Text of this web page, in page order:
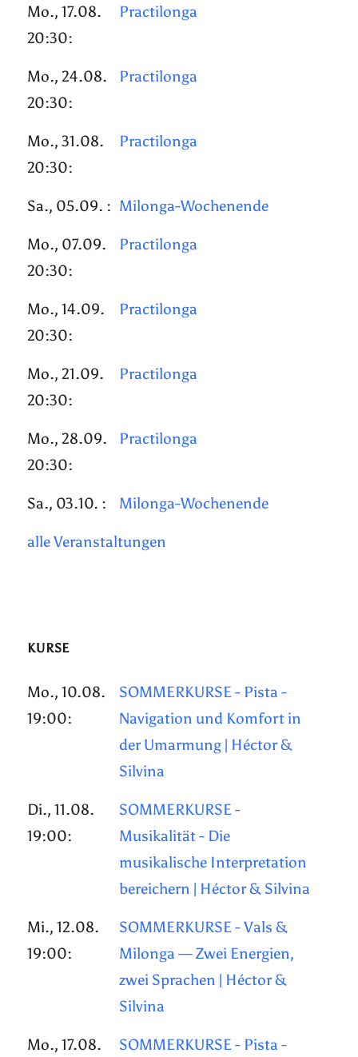
Mo., 17.08.
20:30:
Practilonga
Mo., 24.08.
20:30:
Practilonga
Mo., 31.08.
20:30:
Practilonga
Sa., 05.09. : Milonga-Wochenende
Mo., 07.09.
20:30:
Practilonga
Mo., 14.09.
20:30:
Practilonga
Mo., 21.09.
20:30:
Practilonga
Mo., 28.09.
20:30:
Practilonga
Sa., 03.10. : Milonga-Wochenende
alle Veranstaltungen
KURSE
Mo., 10.08.
19:00:
SOMMERKURSE - Pista -
Navigation und Komfort in
der Umarmung | Héctor &
Silvina
Di., 11.08.
19:00:
SOMMERKURSE -
Musikalität - Die
musikalische Interpretation
bereichern | Héctor & Silvina
Mi., 12.08.
19:00:
SOMMERKURSE - Vals &
Milonga — Zwei Energien,
zwei Sprachen | Héctor &
Silvina
Mo., 17.08.
SOMMERKURSE - Pista -